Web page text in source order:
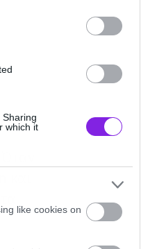
which it
like cookies on